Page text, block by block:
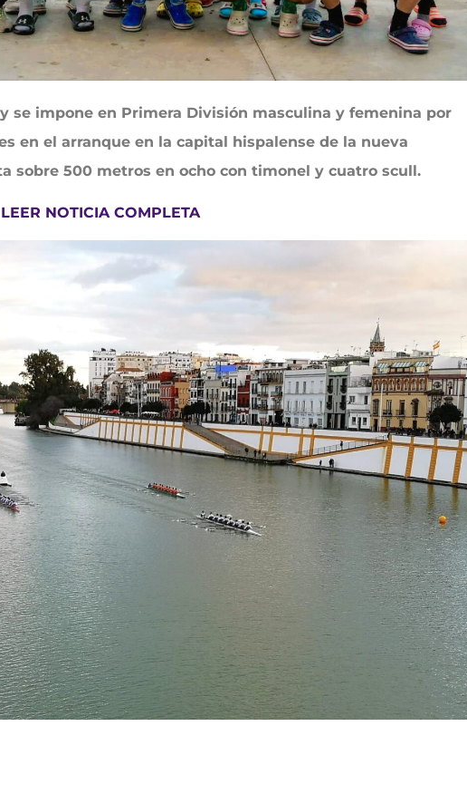
se impone en Primera División masculina y femenina por
en el arranque en la capital hispalense de la nueva
sobre 500 metros en ocho con timonel y cuatro scull.
LEER NOTICIA COMPLETA